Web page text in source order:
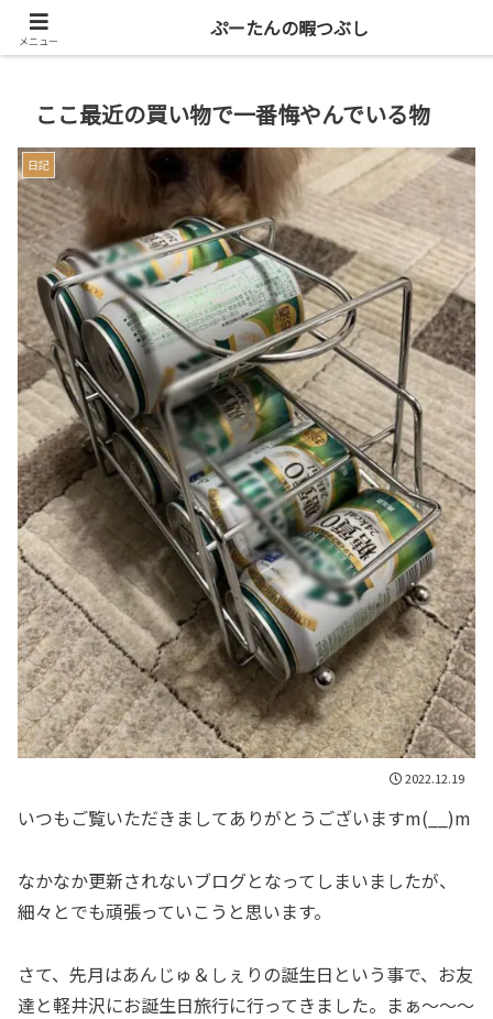
共働き二人暮らしを楽しもう
ここ最近の買い物で一番悔やんでいる物
日記
2022.12.19
いつもご覧いただきましてありがとうございますm(__)m
なかなか更新されないブログとなってしまいましたが、
細々とでも頑張っていこうと思います。
さて、先月はあんじゅ＆しぇりの誕生日という事で、お友
達と軽井沢にお誕生日旅行に行ってきました。まぁ～～～
メニュー
ぷーたんの暇つぶし